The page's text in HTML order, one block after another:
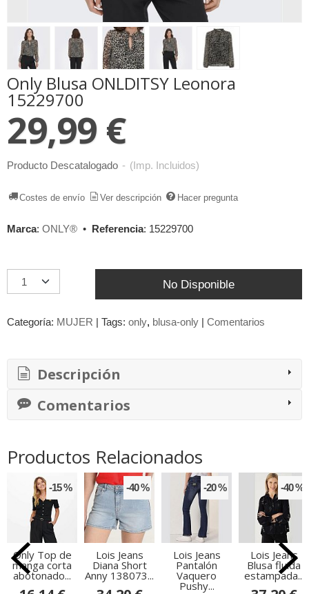
Only Blusa ONLDITSY Leonora
15229700
29,99 €
Producto Descatalogado - (Imp. Incluidos)
Costes de envío Ver descripción Hacer pregunta
Marca: ONLY® • Referencia: 15229700
No Disponible
Categoría: MUJER | Tags: only blusa-only | Comentarios
Descripción
Comentarios
Productos Relacionados
-15 %
Only Top de
manga corta
abotonado...
-40 %
Lois Jeans
Diana Short
Anny 138073...
-20 %
Lois Jeans
Pantalón
Vaquero
Pushy...
-40 %
Lois Jeans
Blusa fluida
estampada...